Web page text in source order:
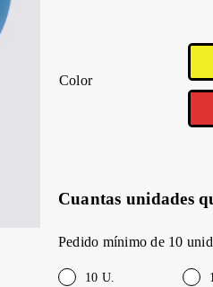
Color
Cuantas unidades
Pedido mínimo de 10
10 U.